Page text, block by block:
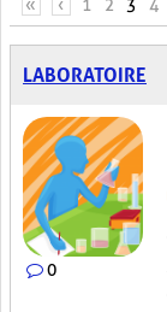
« ‹ 1 2 3 4
LABORATOIRE
0